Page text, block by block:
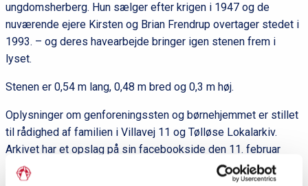
ungdomsherberg. Hun sælger efter krigen i 1947 og de
nuværende ejere Kirsten og Brian Frendrup overtager stedet i
1993. – og deres havearbejde bringer igen stenen frem i
lyset.
Stenen er 0,54 m lang, 0,48 m bred og 0,3 m høj.
Oplysninger om genforeningssten og børnehjemmet er stillet
til rådighed af familien i Villavej 11 og Tølløse Lokalarkiv.
Arkivet har et opslag på sin facebookside den 11. februar
2020